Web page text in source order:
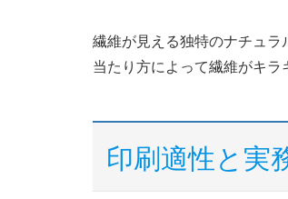
繊維が見える独特のナチュ
当たり方によって繊維がキラ
印刷適性と実